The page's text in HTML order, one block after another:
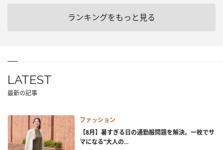
ランキングをもっと見る
LATEST
最新の記事
ファッション
【8月】暑すぎる日の通勤服問題を解決。一枚でサ
マになる“大人の...